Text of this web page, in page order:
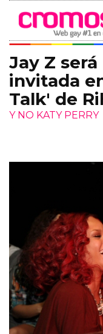
Jay Z
invitada
Talk' de
Y NO KATY PERRY